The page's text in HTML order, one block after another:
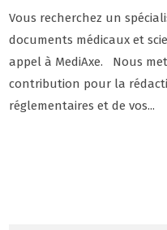
Vous recherchez un
documents médicaux et
appel à MediAxe. Nous
contribution pour la
réglementaires et de vos...